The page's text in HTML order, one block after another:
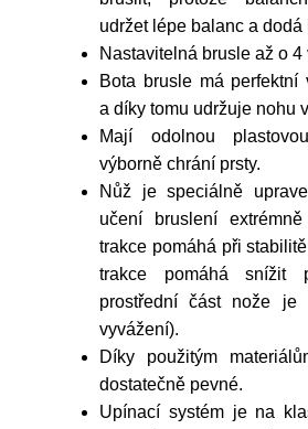
udržet lépe balanc a
Nastavitelná brusle až o 4
Bota brusle má perfektní
a díky tomu udržuje nohu
Mají odolnou
výborně chrání prsty.
Nůž je speciálně
učení bruslení
trakce pomáhá při
trakce pomáhá snížit
prostřední část nože je
vyvážení).
Díky použitým
dostatečně pevné.
Upínací systém je na